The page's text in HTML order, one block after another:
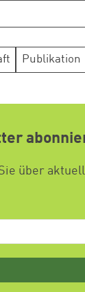
Publikation
über